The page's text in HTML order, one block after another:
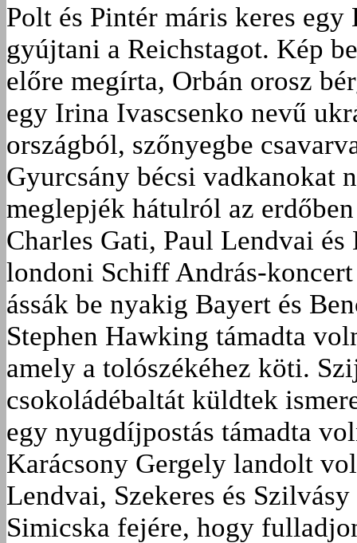
Polt és Pintér máris keres
gyújtani a Reichstagot. Kép
előre megírta, Orbán orosz
egy Irina Ivascsenko nevű
országból, szőnyegbe
Gyurcsány bécsi vadkanokat
meglepjék hátulról az
Charles Gati, Paul Lendvai
londoni Schiff András-
ássák be nyakig Bayert és
Stephen Hawking támadta
amely a tolószékéhez köti.
csokoládébaltát küldtek
egy nyugdíjpostás támadta
Karácsony Gergely landolt
Lendvai, Szekeres és
Simicska fejére, hogy